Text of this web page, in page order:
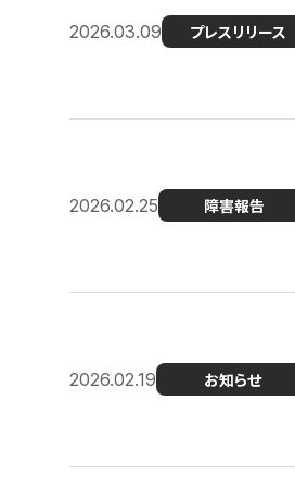
2026.03.09 プレスリリース
2026.02.25 障害報告
2026.02.19 お知らせ